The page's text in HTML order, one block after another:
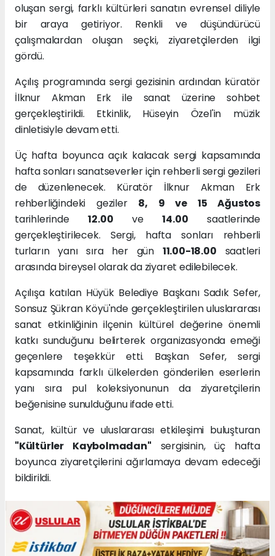
oluşan sergi, farklı kültürleri sanatın evrensel diliyle
bir araya getiriyor. Renkli ve düşündürücü
çalışmalardan oluşan seçki, ziyaretçilerden ilgi
gördü.
Açılış programında sergi gezisinin ardından küratör
İlknur Akman Erk ile sanat üzerine sohbet
gerçekleştirildi. Etkinlik, Hüseyin Özel'in müzik
dinletisiyle devam etti.
Üç hafta boyunca açık kalacak sergi kapsamında
hafta sonları sanatseverler için rehberli sergi gezileri
de düzenlenecek. Küratör İlknur Akman Erk
rehberliğindeki geziler 8, 9 ve 15 Ağustos
tarihlerinde12.00 ve14.00 saatlerinde
gerçekleştirilecek. Sergi, hafta sonları rehberli
turların yanı sıra her gün 11.00-18.00 saatleri
arasında bireysel olarak da ziyaret edilebilecek.
Açılışa katılan Hüyük Belediye Başkanı Sadık Sefer,
Sonsuz Şükran Köyü'nde gerçekleştirilen uluslararası
sanat etkinliğinin ilçenin kültürel değerine önemli
katkı sunduğunu belirterek organizasyonda emeği
geçenlere teşekkür etti. Başkan Sefer, sergi
kapsamında farklı ülkelerden gönderilen eserlerin
yanı sıra pul koleksiyonunun da ziyaretçilerin
beğenisine sunulduğunu ifade etti.
Sanat, kültür ve uluslararası etkileşimi buluşturan
"Kültürler Kaybolmadan" sergisinin, üç hafta
boyunca ziyaretçilerini ağırlamaya devam edeceği
bildirildi.